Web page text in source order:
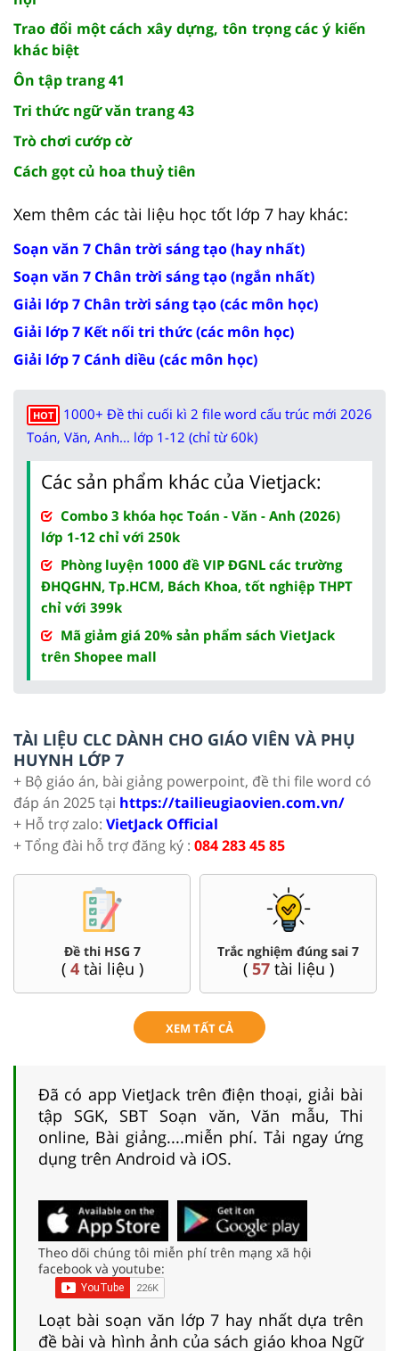
Trao đổi một cách xây dựng, tôn trọng các ý kiến
khác biệt
Ôn tập trang 41
Tri thức ngữ văn trang 43
Trò chơi cướp cờ
Cách gọt củ hoa thuỷ tiên
Xem thêm các tài liệu học tốt lớp 7 hay khác:
Soạn văn 7 Chân trời sáng tạo (hay nhất)
Soạn văn 7 Chân trời sáng tạo (ngắn nhất)
Giải lớp 7 Chân trời sáng tạo (các môn học)
Giải lớp 7 Kết nối tri thức (các môn học)
Giải lớp 7 Cánh diều (các môn học)
HOT
1000+ Đề thi cuối kì 2 file word cấu trúc mới 2026
Toán, Văn, Anh... lớp 1-12 (chỉ từ 60k)
Các sản phẩm khác của Vietjack:
Combo 3 khóa học Toán - Văn - Anh (2026)
lớp 1-12 chỉ với 250k
Phòng luyện 1000 đề VIP ĐGNL các trường
ĐHQGHN, Tp.HCM, Bách Khoa, tốt nghiệp THPT
chỉ với 399k
Mã giảm giá 20% sản phẩm sách VietJack
trên Shopee mall
TÀI LIỆU CLC DÀNH CHO GIÁO VIÊN VÀ PHỤ
HUYNH LỚP 7
+ Bộ giáo án, bài giảng powerpoint, đề thi file word có
đáp án 2025 tại https://tailieugiaovien.com.vn/
+ Hỗ trợ zalo: VietJack Official
+ Tổng đài hỗ trợ đăng ký : 084 283 45 85
Đề thi HSG 7
( 4tài liệu )
Trắc nghiệm đúng sai 7
( 57tài liệu )
XEM TẤT CẢ
Đã có app VietJack trên điện thoại, giải bài
tập SGK, SBT Soạn văn, Văn mẫu, Thi
online, Bài giảng....miễn phí. Tải ngay ứng
dụng trên Android và iOS.
Theo dõi chúng tôi miễn phí trên mạng xã hội
facebook và youtube:
Loạt bài soạn văn lớp 7 hay nhất dựa trên
đề bài và hình ảnh của sách giáo khoa Ngữ